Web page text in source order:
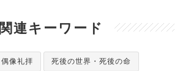
関連キーワード
偶像礼拝 死後の世界・死後の命